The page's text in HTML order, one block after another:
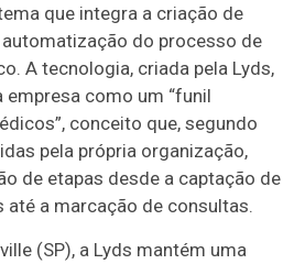
que integra a criação de
do processo de
A tecnologia, criada pela Lyds,
como um “funil
conceito que, segundo
pela própria organização,
de etapas desde a captação de
até a marcação de consultas.
(SP), a Lyds mantém uma